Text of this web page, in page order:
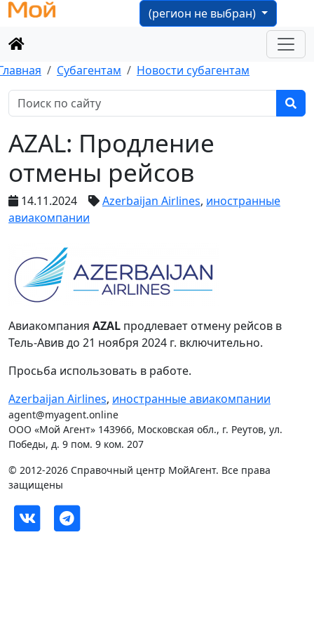
(регион не выбран)
Субагентам Новости субагентам
AZAL: Продление
отмены рейсов
14.11.2024 Azerbaijan Airlines, иностранные
авиакомпании
Авиакомпания AZAL продлевает отмену рейсов в
Тель-Авив до 21 ноября 2024 г. включительно.
Просьба использовать в работе.
Azerbaijan Airlines, иностранные авиакомпании
agent@myagent.online
ООО «Мой Агент» 143966, Московская обл., г. Реутов, ул.
Победы, д. 9 пом. 9 ком. 207
© 2012-2026 Справочный центр МойАгент. Все права
защищены